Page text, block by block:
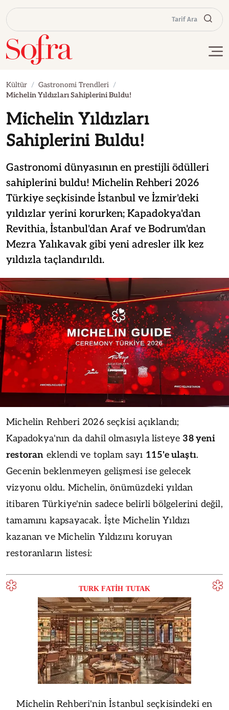
Tarif Ara
Kültür
Gastronomi Trendleri
Michelin Yıldızları Sahiplerini Buldu!
Michelin Yıldızları
Sahiplerini Buldu!
Gastronomi dünyasının en prestijli ödülleri
sahiplerini buldu! Michelin Rehberi 2026
Türkiye seçkisinde İstanbul ve İzmir'deki
yıldızlar yerini korurken; Kapadokya'dan
Revithia, İstanbul'dan Araf ve Bodrum'dan
Mezra Yalıkavak gibi yeni adresler ilk kez
yıldızla taçlandırıldı.
Michelin Rehberi 2026 seçkisi açıklandı;
Kapadokya'nın da dahil olmasıyla listeye38 yeni
restoran eklendi ve toplam sayı 115'e ulaştı.
Gecenin beklenmeyen gelişmesi ise gelecek
vizyonu oldu. Michelin, önümüzdeki yıldan
itibaren Türkiye'nin sadece belirli bölgelerini değil,
tamamını kapsayacak. İşte Michelin Yıldızı
kazanan ve Michelin Yıldızını koruyan
restoranların listesi:
TURK FATİH TUTAK
Michelin Rehberi'nin İstanbul seçkisindeki en